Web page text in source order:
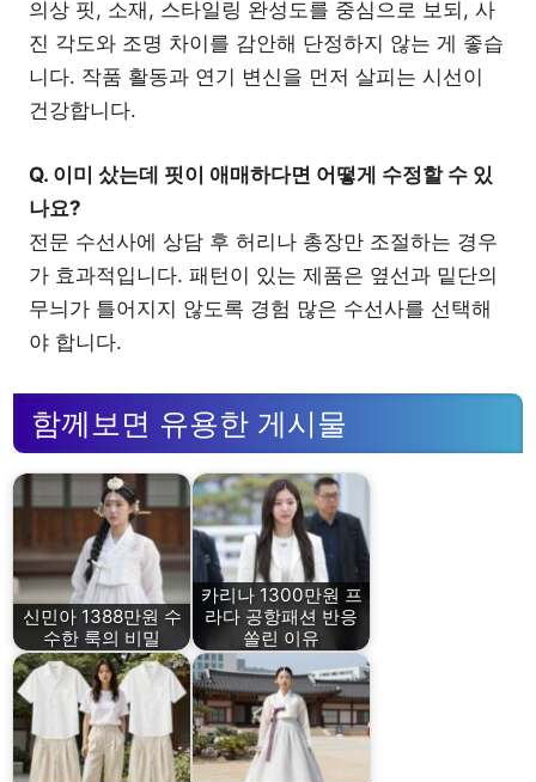
의상 핏, 소재, 스타일링 완성도를 중심으로 보되, 사
진 각도와 조명 차이를 감안해 단정하지 않는 게 좋습
니다. 작품 활동과 연기 변신을 먼저 살피는 시선이
건강합니다.
Q. 이미 샀는데 핏이 애매하다면 어떻게 수정할 수 있
나요?
전문 수선사에 상담 후 허리나 총장만 조절하는 경우
가 효과적입니다. 패턴이 있는 제품은 옆선과 밑단의
무늬가 틀어지지 않도록 경험 많은 수선사를 선택해
야 합니다.
함께보면 유용한 게시물
신민아 1388만원 수
수한 룩의 비밀
카리나 1300만원 프
라다 공항패션 반응
쏠린 이유